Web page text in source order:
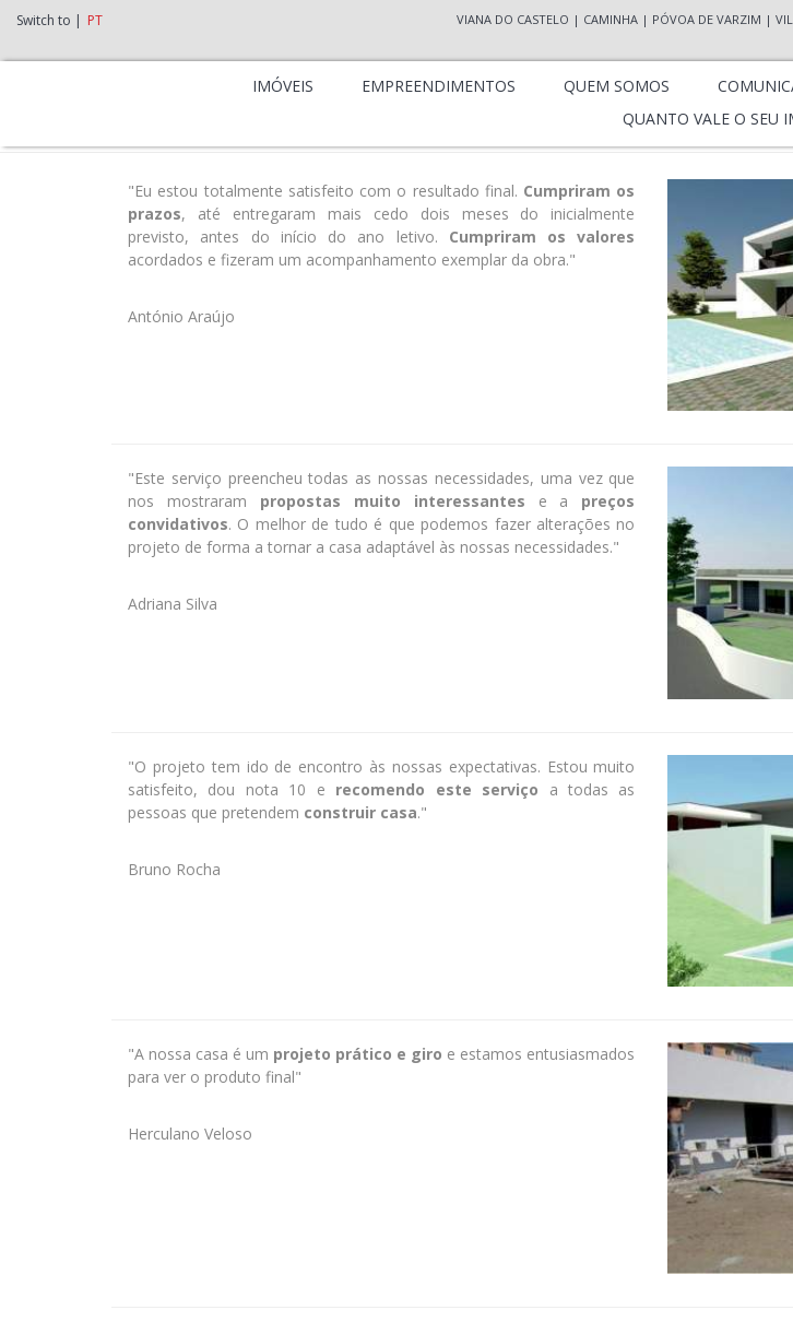
Switch to | PT VIANA DO CASTELO | CAMINHA| PÓVOA DE VARZIM |
IMÓVEIS EMPREENDIMENTOS QUEM SOMOS
QUANTO VALE O SEU
"Eu estou totalmente satisfeito com o resultado final. Cumpriram os
prazos, até entregaram mais cedo dois meses do inicialmente
previsto, antes do início do ano letivo. Cumpriram os valores
acordados e fizeram um acompanhamento exemplar da obra."
António Araújo
"Este serviço preencheu todas as nossas necessidades, uma vez que
nos mostraram propostas muito interessantes e a preços
convidativos. O melhor de tudo é que podemos fazer alterações no
projeto de forma a tornar a casa adaptável às nossas necessidades."
Adriana Silva
"O projeto tem ido de encontro às nossas expectativas. Estou muito
satisfeito, dou nota 10 e recomendo este serviço a todas as
pessoas que pretendem construir casa."
Bruno Rocha
"A nossa casa é um projeto prático e giro e estamos entusiasmados
para ver o produto final"
Herculano Veloso